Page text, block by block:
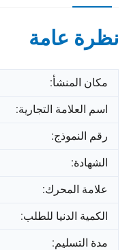
نظرة عامة
مكان المنشأ:
اسم العلامة التجارية:
رقم النموذج:
الشهادة:
علامة المحرك:
الكمية الدنيا للطلب:
مدة التسليم: